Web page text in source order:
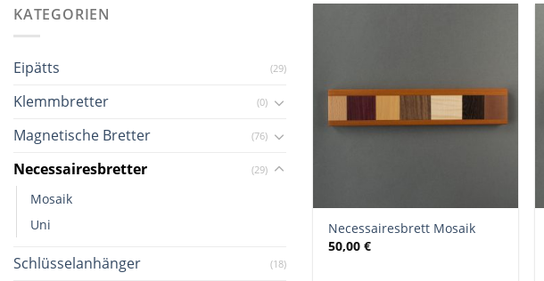
KATEGORIEN
Eipätts (29)
Klemmbretter (0)
Magnetische Bretter (76)
Necessairesbretter (29)
Mosaik
Uni
Schlüsselanhänger (18)
Necessairesbrett Mosaik
50,00€